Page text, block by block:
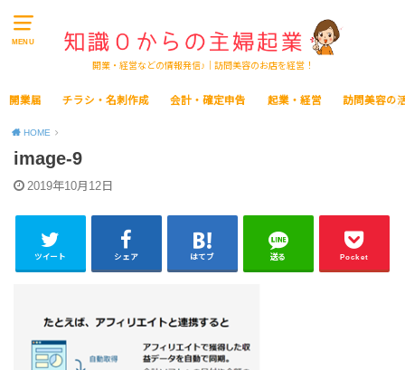
MENU
開業・経営などの情報発信♪｜訪問美容のお店を経営！
開業届 チラシ・名刺作成 会計・確定申告 起業・経営 訪問美容の
HOME
image-9
2019年10月12日
ツイート シェア はてブ 送る Pocket